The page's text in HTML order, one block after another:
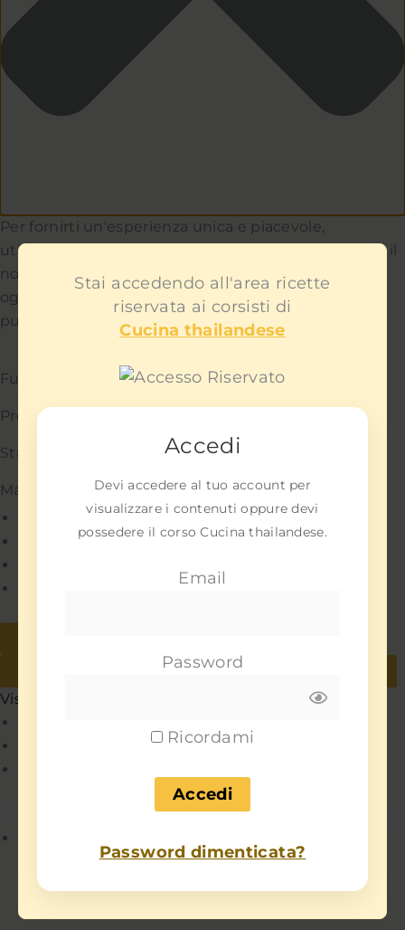
Per fornirti un'esperienza unica e piacevole,
utilizziamo i cookie per capire e aiutarci a migliorare il
nostro sito e servizio. Teniamo a cuore la privacy di
ogni utente e non ti mostreremo contenuti
pubblicitari fastidiosi.
Funzionale Sempre attivo
Preferenze
Statistiche
Marketing
Gestisci opzioni
Gestisci servizi
Per saperne di più su questi scopi
Visualizza le preferenze
Visualizza le preferenze
Stai accedendo all'area ricette
riservata ai corsisti di
Cucina thailandese
Accedi
Devi accedere al tuo account per
visualizzare i contenuti oppure devi
possedere il corso Cucina thailandese.
Email
Password
Ricordami
Password dimenticata?